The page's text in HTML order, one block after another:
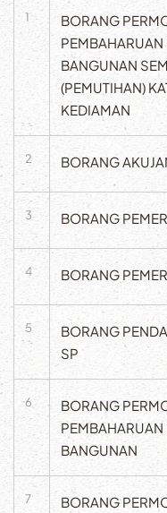
1
BORANG
PEMBAHARUAN
BANGUNAN
(PEMUTIHAN)
KEDIAMAN
2 BORANG
3 BORANG
4 BORANG
5
BORANG
SP
6
BORANG
PEMBAHARUAN
BANGUNAN
7
BORANG